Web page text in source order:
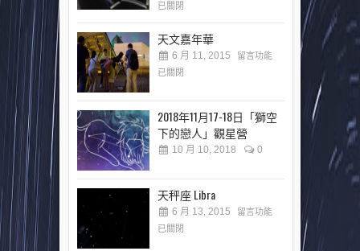
已關閉
天文嘉年華
6 月 11, 2015
留言功能
已關閉
2018年11月17-18日「獅空
下的戀人」觀星營
10 月 10, 2018 0
天秤座 Libra
6 月 13, 2015
留言功能
已關閉